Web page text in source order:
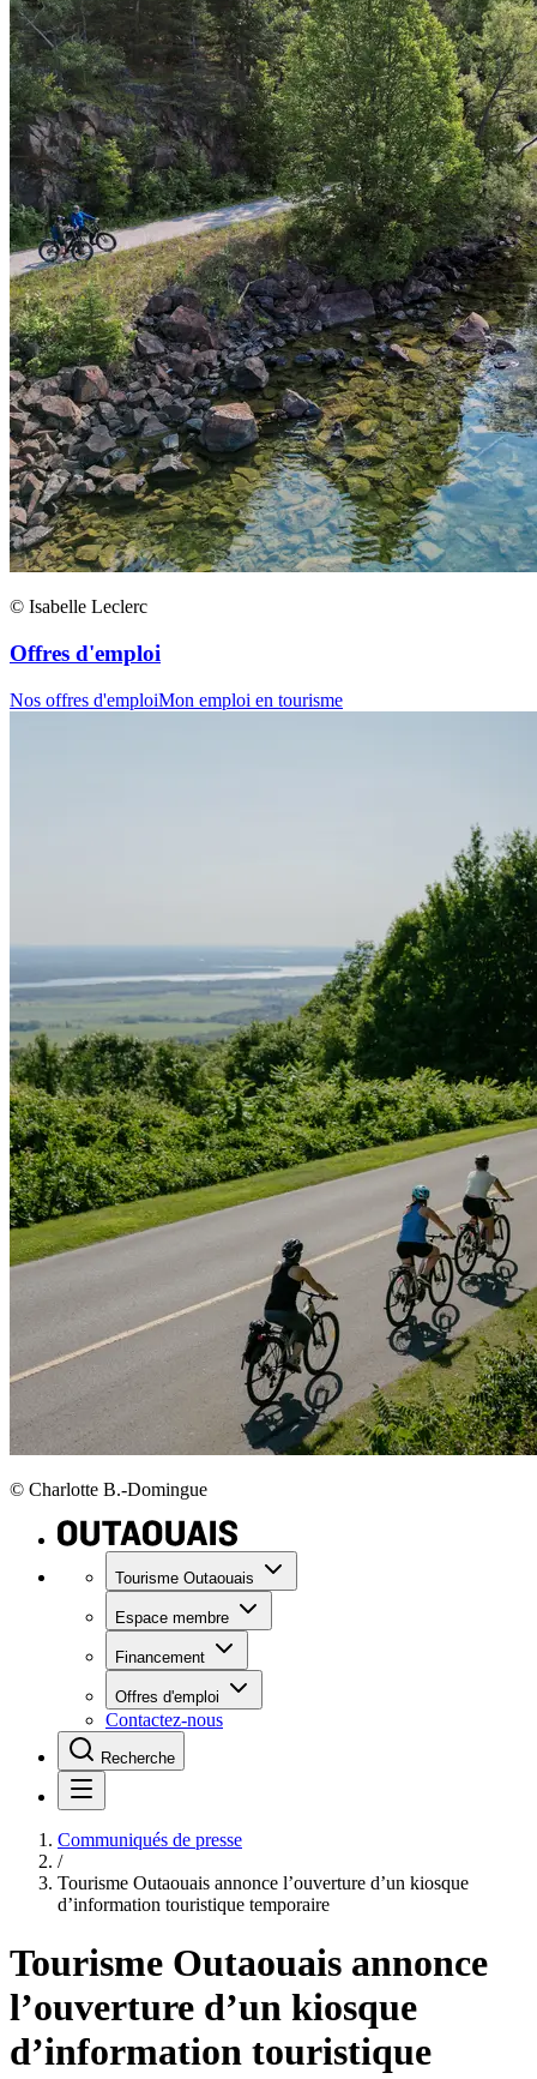
© Isabelle Leclerc
Offres d'emploi
Nos offres d'emploiMon emploi en tourisme
© Charlotte B.-Domingue
Tourisme Outaouais
Espace membre
Financement
Offres d'emploi
Contactez-nous
Recherche
Communiqués de presse
/
Tourisme Outaouais annonce l’ouverture d’un kiosque
d’information touristique temporaire
Tourisme Outaouais annonce
l’ouverture d’un kiosque
d’information touristique